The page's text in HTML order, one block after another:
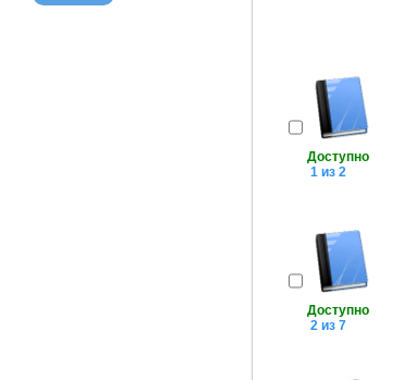
Доступно
1 из 2
Доступно
2 из 7